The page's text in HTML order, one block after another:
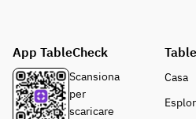
App TableCheck
Scansiona
per
scaricare
Casa